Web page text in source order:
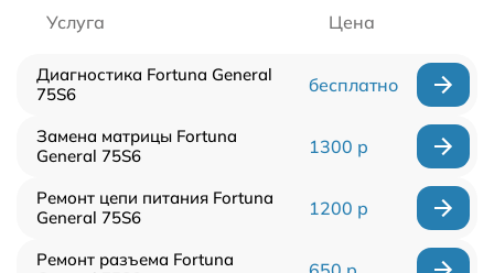
Услуга Цена
Диагностика Fortuna General
75S6
бесплатно
Замена матрицы Fortuna
General 75S6
1300 р
Ремонт цепи питания Fortuna
General 75S6
1200 р
Ремонт разъема Fortuna